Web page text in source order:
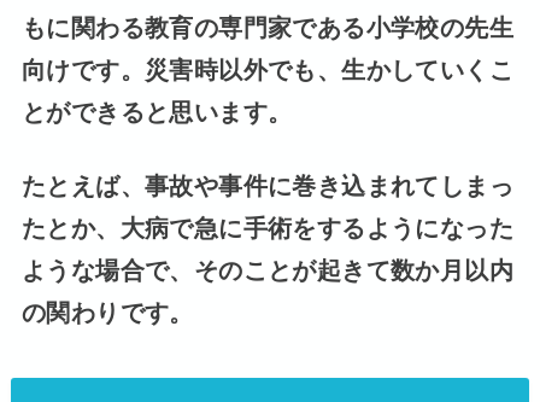
もに関わる教育の専門家である小学校の先生
向けです。災害時以外でも、生かしていくこ
とができると思います。
たとえば、事故や事件に巻き込まれてしまっ
たとか、大病で急に手術をするようになった
ような場合で、そのことが起きて数か月以内
の関わりです。